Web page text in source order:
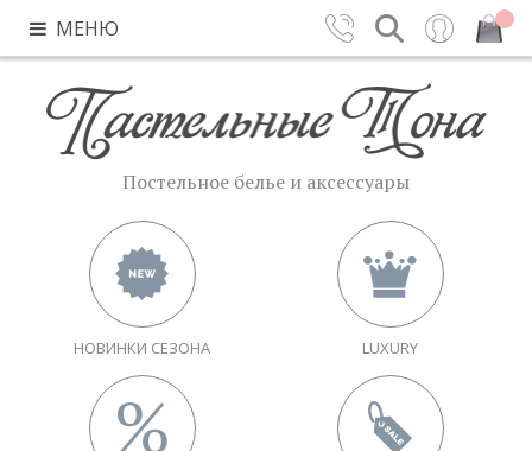
МЕНЮ Вход Закрыть
Постельное белье и аксессуары
НОВИНКИ СЕЗОНА LUXURY